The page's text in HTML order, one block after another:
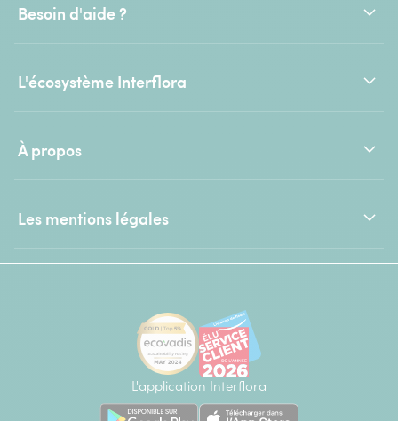
Besoin d'aide ?
L'écosystème Interflora
À propos
Les mentions légales
L'application Interflora